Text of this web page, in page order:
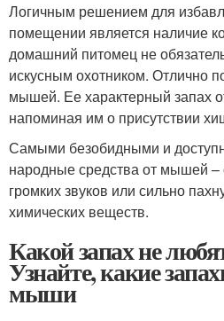
Логичным решением для
помещении является наличие
домашний питомец не
искусным охотником. Отлично
мышей. Ее характерный запах
напоминая им о присутствии
Самыми безобидными и
народные средства от мышей
громких звуков или сильно
химических веществ.
Какой запах не
Узнайте, какие
мыши